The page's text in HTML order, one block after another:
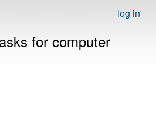
log in
for computer